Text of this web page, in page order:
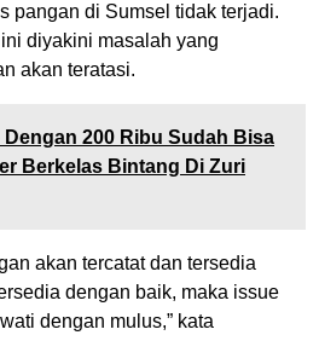
pangan di Sumsel tidak terjadi.
diyakini masalah yang
akan teratasi.
200 Ribu Sudah Bisa
Berkelas Bintang Di Zuri
akan tercatat dan tersedia
dengan baik, maka issue
dengan mulus,” kata